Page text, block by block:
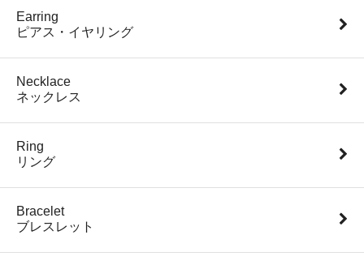
Earring
ピアス・イヤリング
Necklace
ネックレス
Ring
リング
Bracelet
ブレスレット